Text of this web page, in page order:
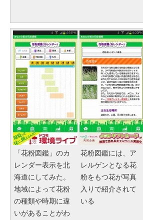
「花粉図鑑」のカ
レンダー表示を北
海道にしてみた。
地域によって花粉
の種類や時期に違
いがあることがわ
花粉図鑑には、ア
レルゲンとなる花
粉をもつ花が写真
入りで紹介されて
いる